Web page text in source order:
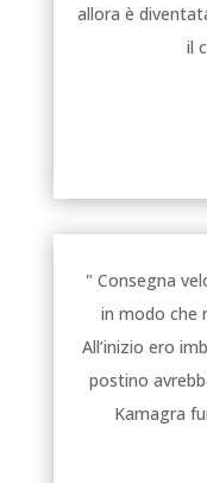
allora è
il
" Consegna
in modo che
All’inizio ero
postino
Kamagra